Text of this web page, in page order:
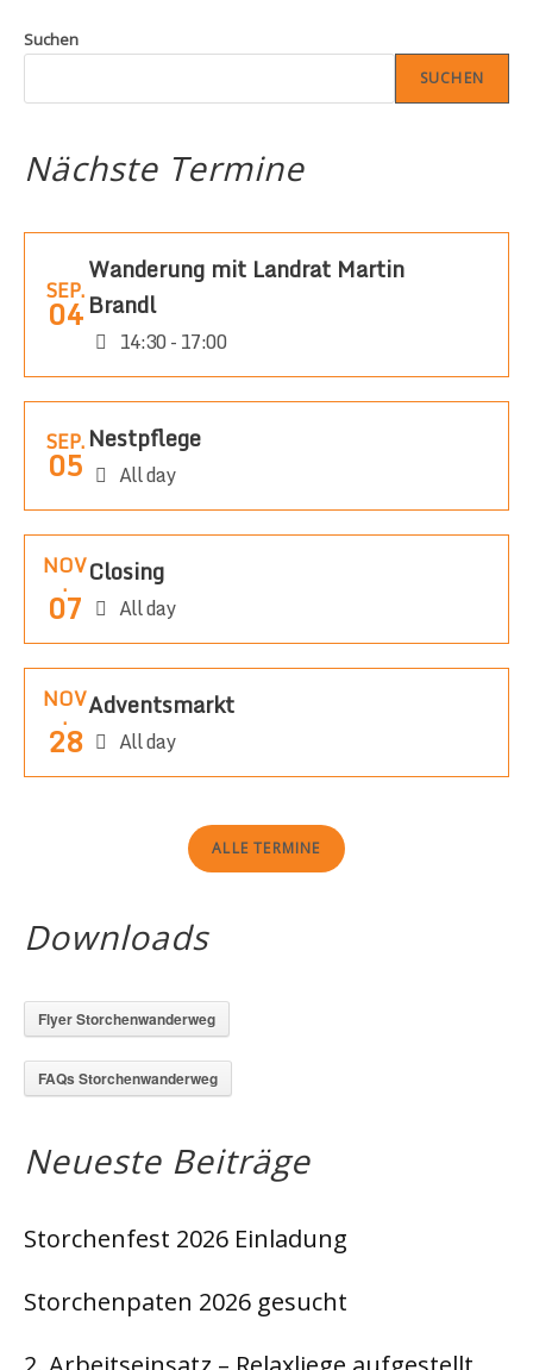
Suchen
SUCHEN
Nächste Termine
SEP.
04
Wanderung mit Landrat Martin
Brandl
14:30 - 17:00
SEP.
05
Nestpflege
All day
NOV
.
07
Closing
All day
NOV
.
28
Adventsmarkt
All day
ALLE TERMINE
Downloads
Flyer Storchenwanderweg
FAQs Storchenwanderweg
Neueste Beiträge
Storchenfest 2026 Einladung
Storchenpaten 2026 gesucht